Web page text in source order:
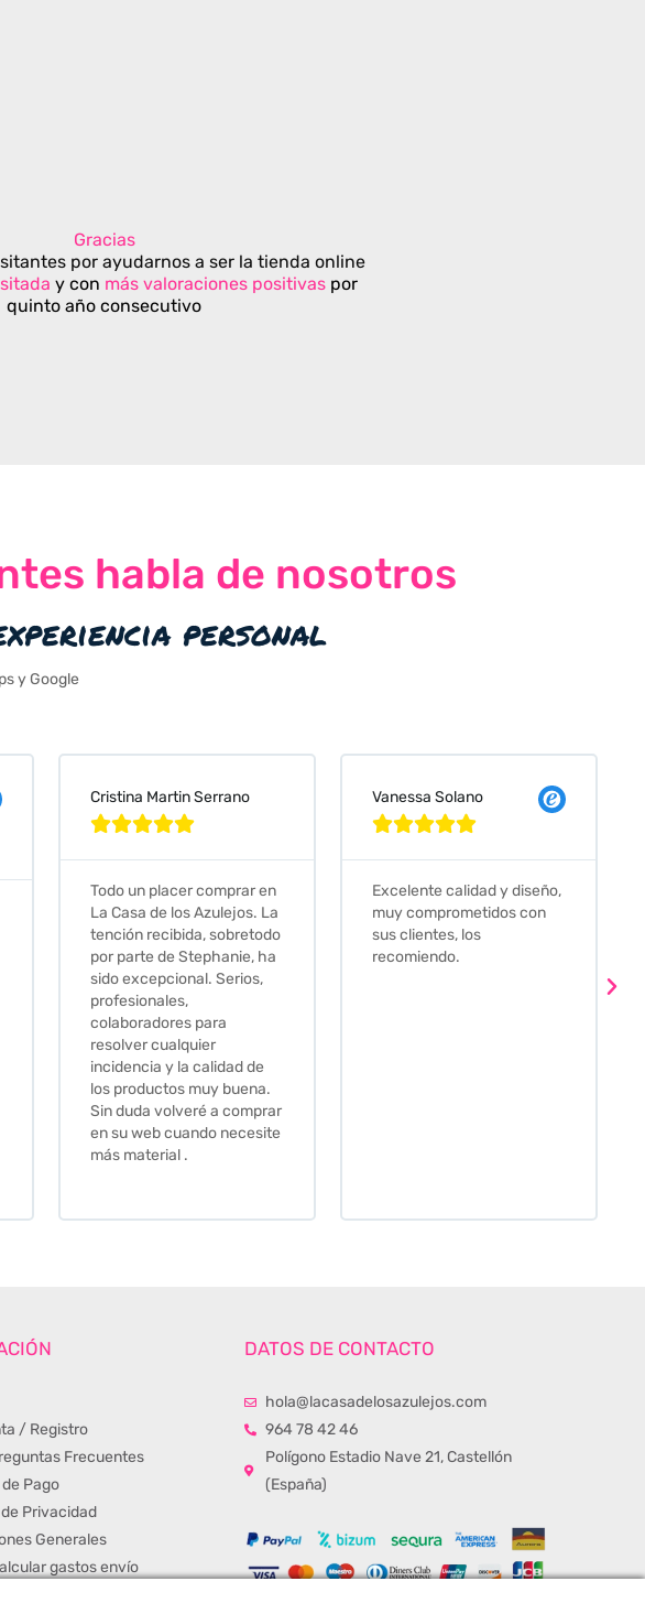
Gracias
por ayudarnos a ser la tienda online
y con más valoraciones positivas por
quinto año consecutivo
habla de nosotros
personal
y Google
Cristina Martin Serrano

Todo un placer comprar en
La Casa de los Azulejos. La
tención recibida, sobretodo
por parte de Stephanie, ha
sido excepcional. Serios,
profesionales,
colaboradores para
resolver cualquier
incidencia y la calidad de
los productos muy buena.
Sin duda volveré a comprar
en su web cuando necesite
más material .
Vanessa Solano

Excelente calidad y diseño,
muy comprometidos con
sus clientes, los
recomiendo.
/ Registro
Frecuentes
Pago
Privacidad
Generales
gastos envío
DATOS DE CONTACTO
hola@lacasadelosazulejos.com
964 78 42 46
Polígono Estadio Nave 21, Castellón
(España)